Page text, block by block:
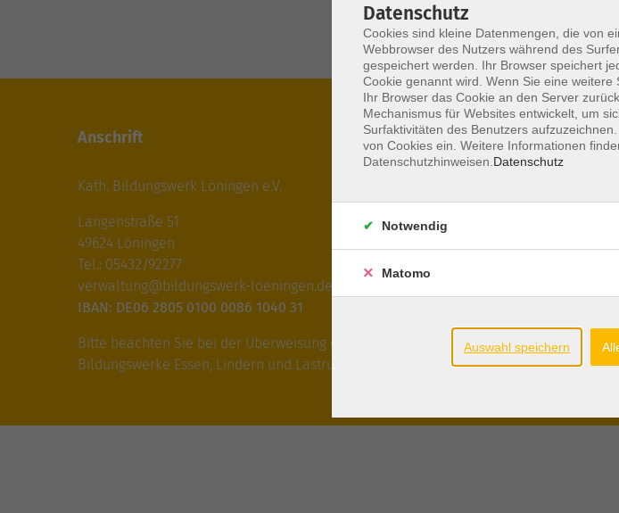
Anschrift
Kath. Bildungswerk Löningen e.V.
Langenstraße 51
49624 Löningen
Tel.: 05432/92277
verwaltung@bildungswerk-loeningen.de
IBAN: DE06 2805 0100 0086 1040 31
Bitte beachten Sie bei der Überweisung die IBAN für die
Bildungswerke Essen, Lindern und Lastrup!
Öffnungszeiten
Di. + Do.
Datenschutz
Cookies sind kleine Datenmengen, die von
Webbrowser des Nutzers während des
gespeichert werden. Ihr Browser speichert
Cookie genannt wird. Wenn Sie eine
Ihr Browser das Cookie an den Server
Mechanismus für Websites entwickelt, um
Surfaktivitäten des Benutzers
von Cookies ein. Weitere Informationen
Datenschutzhinweisen. Datenschutz
Notwendig
Matomo
Auswahl speichern